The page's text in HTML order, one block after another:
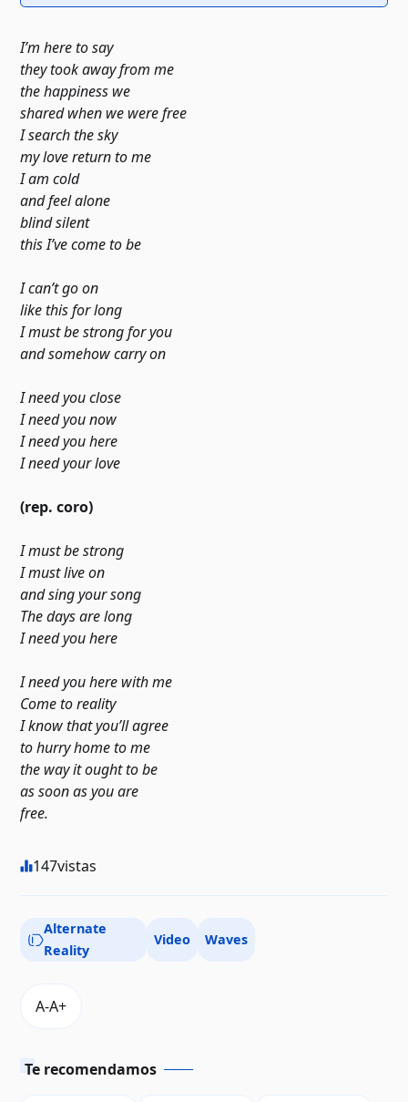
I’m here to say
they took away from me
the happiness we
shared when we were free
I search the sky
my love return to me
I am cold
and feel alone
blind silent
this I’ve come to be
I can’t go on
like this for long
I must be strong for you
and somehow carry on
I need you close
I need you now
I need you here
I need your love
(rep. coro)
I must be strong
I must live on
and sing your song
The days are long
I need you here
I need you here with me
Come to reality
I know that you’ll agree
to hurry home to me
the way it ought to be
as soon as you are
free.
147vistas
Alternate
Reality
Video Waves
Te recomendamos